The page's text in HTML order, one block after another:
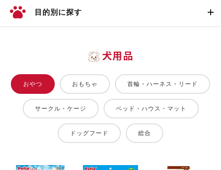
目的別に探す
犬用品
おやつ おもちゃ 首輪・ハーネス・リード
サークル・ケージ ベッド・ハウス・マット
ドッグフード 総合